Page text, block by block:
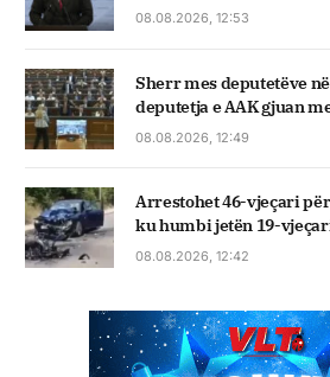
08.08.2026, 12:53
Sherr mes deputetëve
deputetja e AAK gjuan
08.08.2026, 12:49
Arrestohet 46-vjeçari
ku humbi jetën 19-
08.08.2026, 12:42